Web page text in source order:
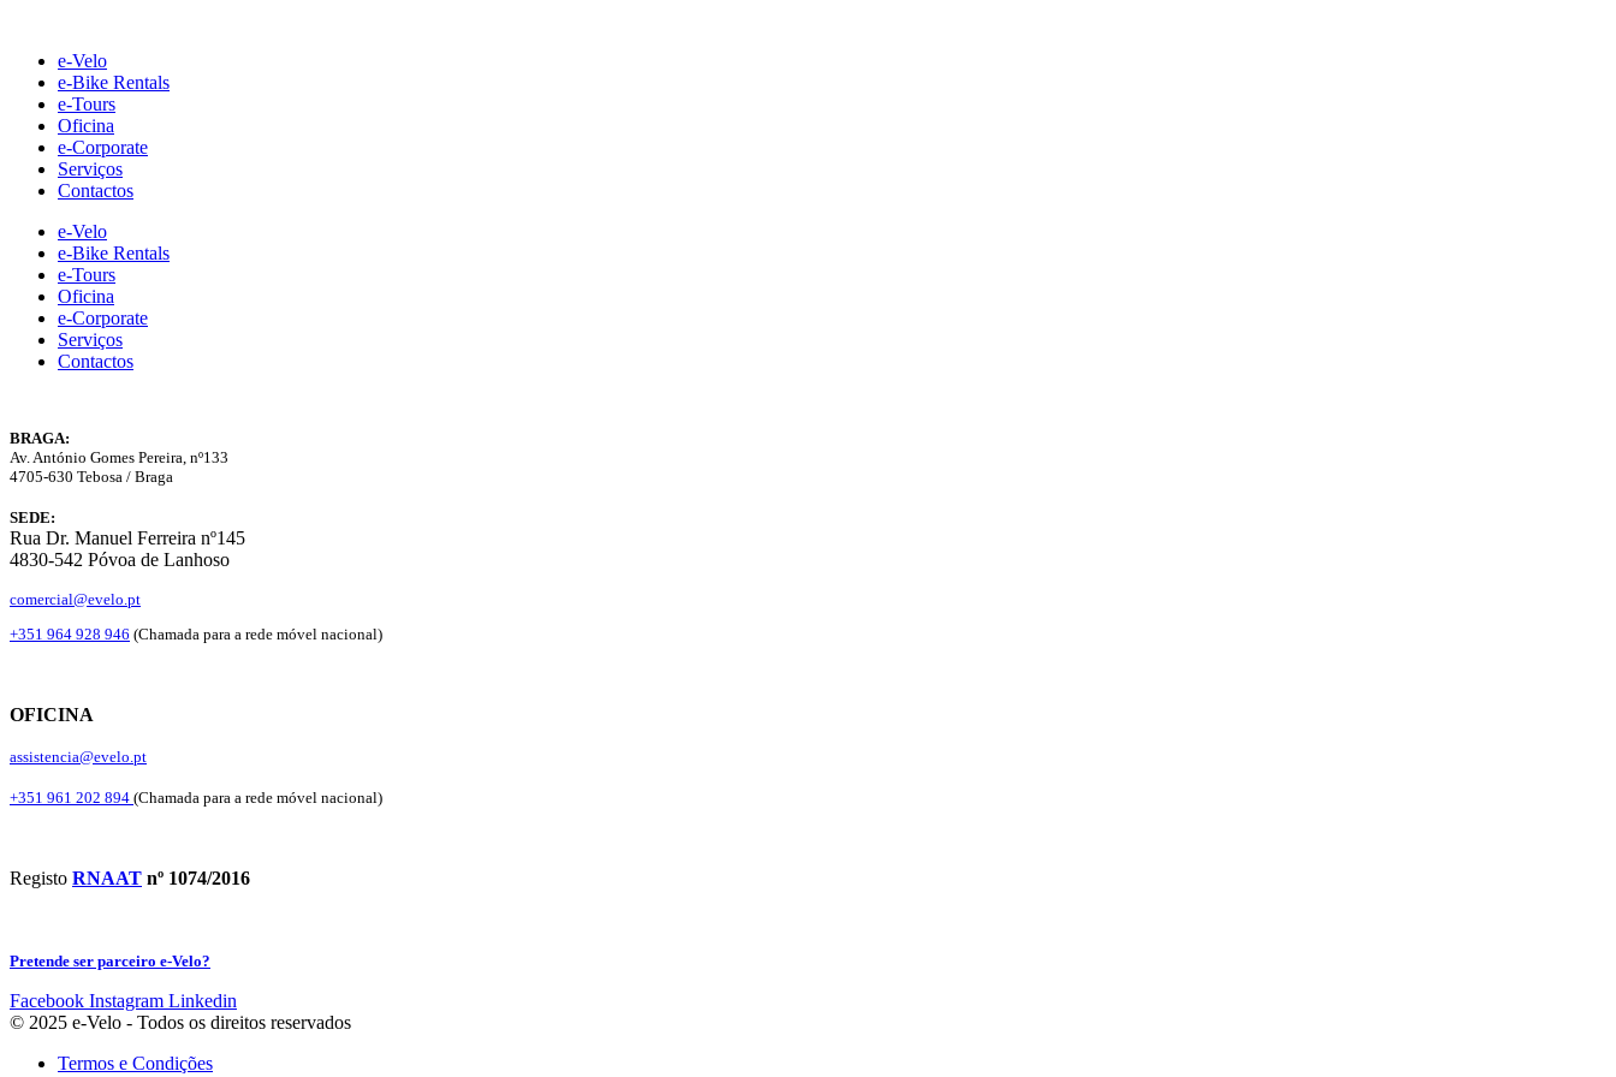
contente-Velo
e-Bike Rentals
e-Tours
Oficina
e-Corporate
Serviços
Contactos
e-Velo
e-Bike Rentals
e-Tours
Oficina
e-Corporate
Serviços
Contactos
BRAGA:
Av. António Gomes Pereira, nº133
4705-630 Tebosa / Braga
SEDE:
Rua Dr. Manuel Ferreira nº145
4830-542 Póvoa de Lanhoso
comercial@evelo.pt
+351 964 928 946 (Chamada para a rede móvel nacional)
OFICINA
assistencia@evelo.pt
+351 961 202 894 (Chamada para a rede móvel nacional)
Registo RNAAT nº 1074/2016
Pretende ser parceiro e-Velo?
Facebook Instagram Linkedin
© 2025 e-Velo - Todos os direitos reservados
Termos e Condições